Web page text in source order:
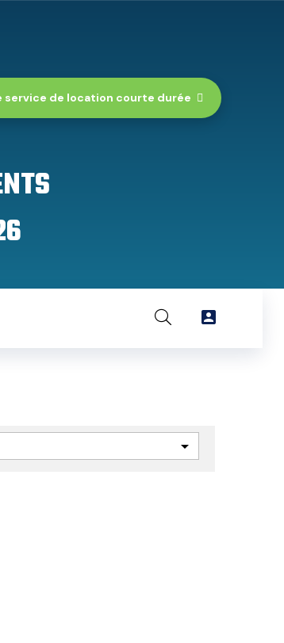
service de location courte durée

